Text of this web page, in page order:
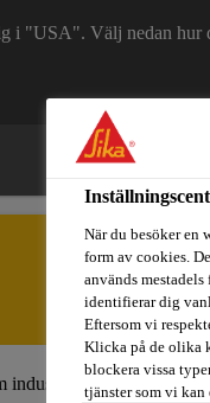
i "USA". Välj nedan hur
industri Fritidsbåtar
När du besöker en
form av cookies.
används
identifierar dig
Eftersom vi
Klicka på de olika
blockera vissa
tjänster som vi kan